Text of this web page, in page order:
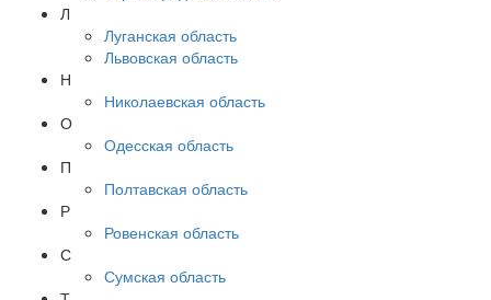
Л
Луганская область
Львовская область
Н
Николаевская область
О
Одесская область
П
Полтавская область
Р
Ровенская область
С
Сумская область